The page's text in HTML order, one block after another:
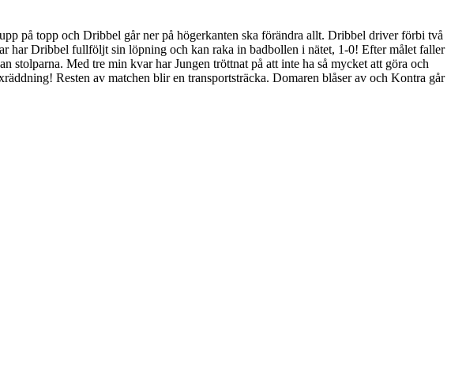
på topp och Dribbel går ner på högerkanten ska förändra allt. Dribbel driver förbi två
har Dribbel fullföljt sin löpning och kan raka in badbollen i nätet, 1-0! Efter målet faller
Med tre min kvar har Jungen tröttnat på att inte ha så mycket att göra och
Resten av matchen blir en transportsträcka. Domaren blåser av och Kontra går